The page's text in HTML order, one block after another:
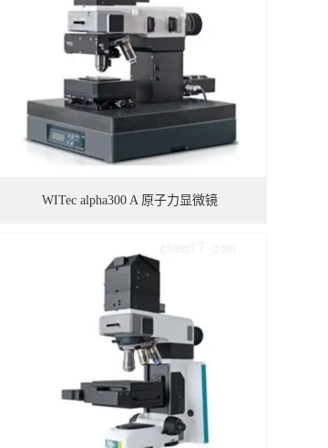
WITec alpha300 A 原子力显微镜